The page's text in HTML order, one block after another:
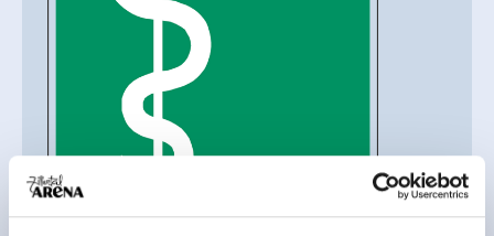
Facharzt Dr. Markus Wegscheider